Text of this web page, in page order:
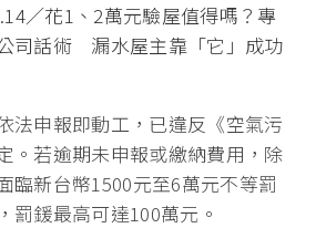
／花1、2萬元驗屋值得嗎？專
司話術 漏水屋主靠「它」成功
法申報即動工，已違反《空氣污
。若逾期未申報或繳納費用，除
臨新台幣1500元至6萬元不等罰
罰鍰最高可達100萬元。